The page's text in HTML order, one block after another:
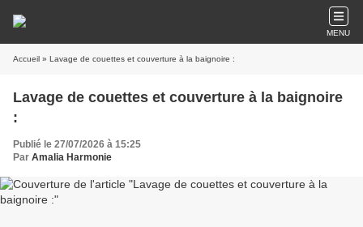
MENU
Accueil » Lavage de couettes et couverture à la baignoire :
Lavage de couettes et couverture à la baignoire
:
Publié le 27/07/2026 à 15:25
Par Amalia Harmonie